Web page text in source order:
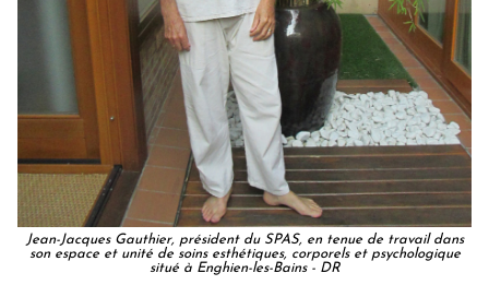
Jean-Jacques Gauthier, président du SPAS, en tenue de travail dans
son espace et unité de soins esthétiques, corporels et psychologique
situé à Enghien-les-Bains - DR